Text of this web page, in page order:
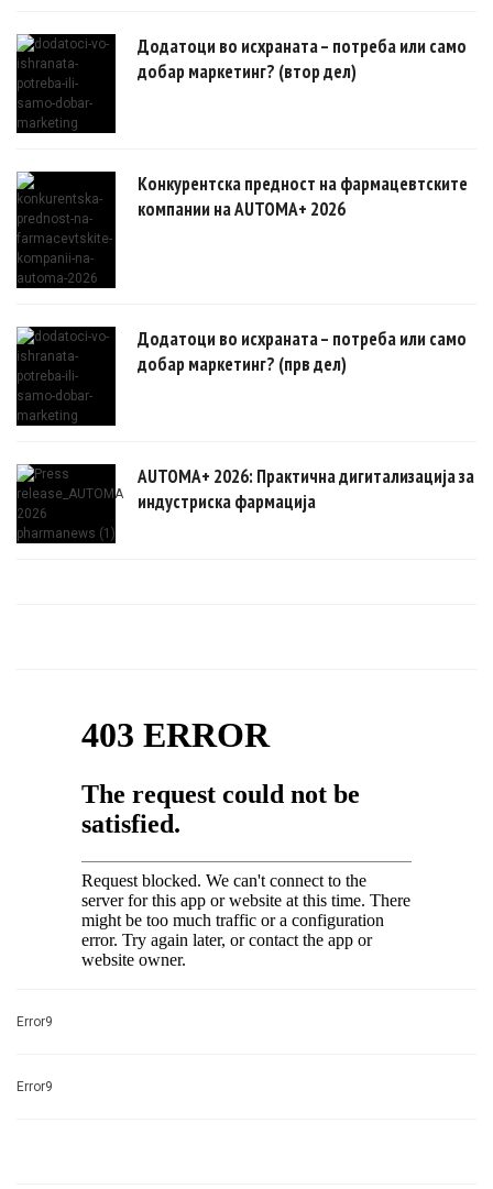
Додатоци во исхраната – потреба или само
добар маркетинг? (втор дел)
Конкурентска предност на фармацевтските
компании на AUTOMA+ 2026
Додатоци во исхраната – потреба или само
добар маркетинг? (прв дел)
AUTOMA+ 2026: Практична дигитализација за
индустриска фармација
Error9
Error9